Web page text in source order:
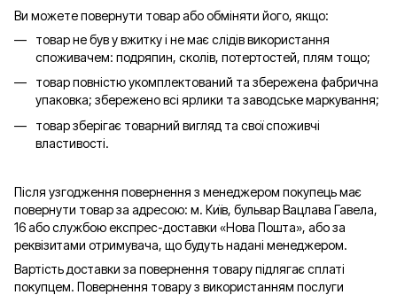
Ви можете повернути товар або обміняти його, якщо:
товар не був у вжитку і не має слідів використання
споживачем: подряпин, сколів, потертостей, плям тощо;
товар повністю укомплектований та збережена фабрична
упаковка; збережено всі ярлики та заводське маркування;
товар зберігає товарний вигляд та свої споживчі
властивості.
Після узгодження повернення з менеджером покупець має
повернути товар за адресою: м. Київ, бульвар Вацлава Гавела,
16 або службою експрес-доставки «Нова Пошта», або за
реквізитами отримувача, що будуть надані менеджером.
Вартість доставки за повернення товару підлягає сплаті
покупцем. Повернення товару з використанням послуги